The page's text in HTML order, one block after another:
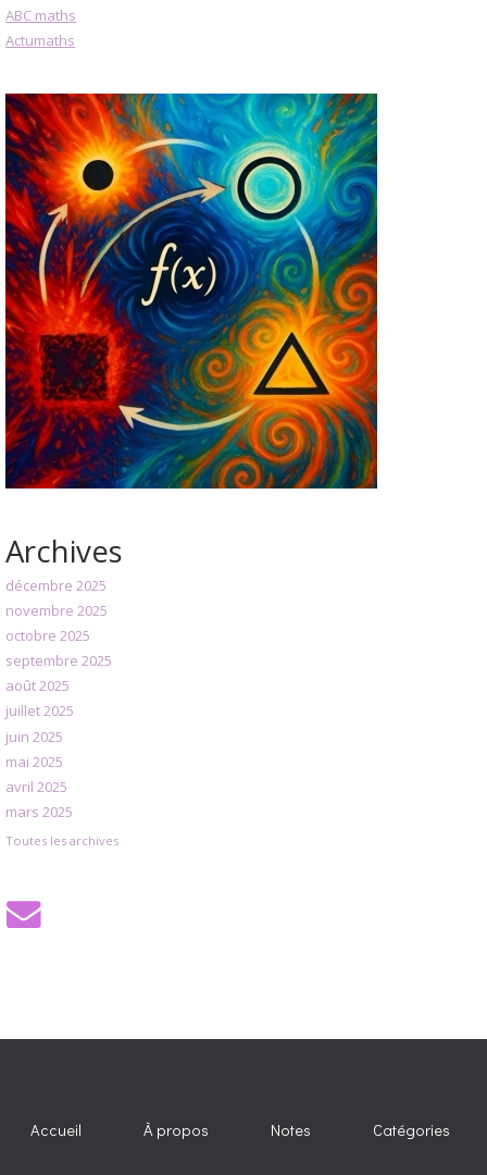
ABC maths
Actumaths
Archives
décembre 2025
novembre 2025
octobre 2025
septembre 2025
août 2025
juillet 2025
juin 2025
mai 2025
avril 2025
mars 2025
Toutes les archives
Accueil À propos Notes Catégories